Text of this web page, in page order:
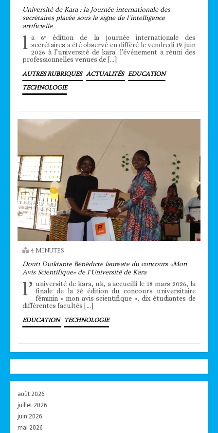
Université de Kara : la Journée internationale des
secrétaires placée sous le signe de l’intelligence
artificielle
l a 6ᵉ édition de la journée internationale des
secrétaires a été observé en différé le vendredi 19 juin
2026 à l’université de kara. l’événement a réuni des
professionnelles venues de […]
AUTRES RUBRIQUES ACTUALITÉS EDUCATION
TECHNOLOGIE
4 MINUTES
Douti Dioktante Bénédicte lauréate du concours «Mon
Avis Scientifique» de l’Université de Kara
l’ université de kara, uk, a accueilli le 18 mars 2026, la
finale de la 2è édition du concours universitaire
féminin « mon avis scientifique ». dix étudiantes de
différentes facultés […]
EDUCATION TECHNOLOGIE
août 2026
juillet 2026
juin 2026
mai 2026